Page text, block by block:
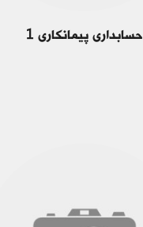
حسابداری پیمانکاری 1